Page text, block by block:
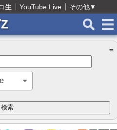
生 YouTube Live その他▼
＝